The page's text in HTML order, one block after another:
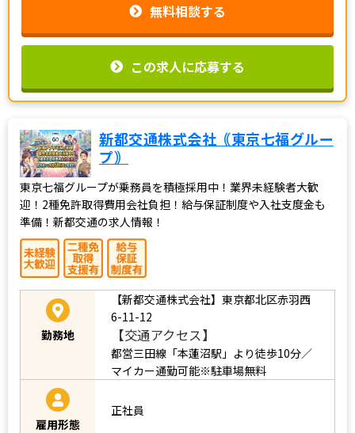
無料相談する
この求人に応募する
新都交通株式会社｟東京七福グルー
プ｠
東京七福グループが乗務員を積極採用中！業界未経験者大歓
迎！2種免許取得費用会社負担！給与保証制度や入社支度金も
準備！新都交通の求人情報！
勤務地
【新都交通株式会社】東京都北区赤羽西
6-11-12
【交通アクセス】
都営三田線「本蓮沼駅」より徒歩10分／
マイカー通勤可能※駐車場無料
雇用形態
正社員